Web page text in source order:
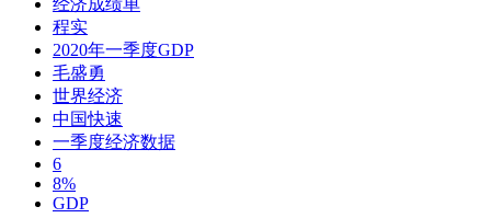
程实
2020年一季度GDP
毛盛勇
世界经济
中国快速
一季度经济数据
6
8%
GDP